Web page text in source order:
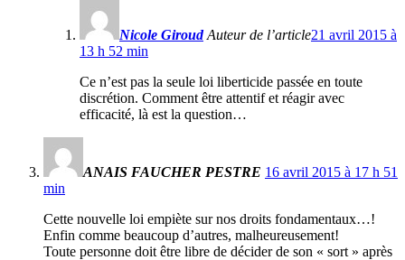
Nicole Giroud Auteur de l’article21 avril 2015 à
13 h 52 min
Ce n’est pas la seule loi liberticide passée en toute
discrétion. Comment être attentif et réagir avec
efficacité, là est la question…
ANAIS FAUCHER PESTRE 16 avril 2015 à 17 h 51
min
Cette nouvelle loi empiète sur nos droits fondamentaux…!
Enfin comme beaucoup d’autres, malheureusement!
Toute personne doit être libre de décider de son « sort » après